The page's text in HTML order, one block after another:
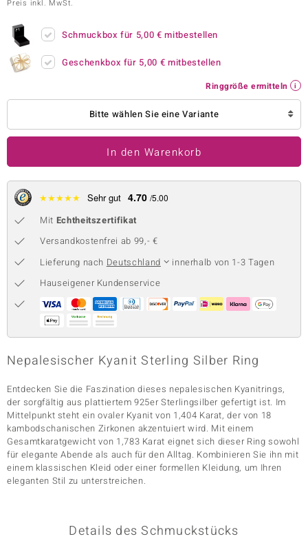
Collection
BY DE MELO
Collection
Classics
Preis inkl. MwSt.
Schmuckbox für 5,00 € mitbestellen
Geschenkbox für 5,00 € mitbestellen
Ringgröße ermitteln
Bitte wählen Sie eine Variante
In den Warenkorb
★★★★★ Sehr gut 4.70 /5.00
Mit Echtheitszertifikat
Versandkostenfrei ab 99,- €
Lieferung nach Deutschland
innerhalb von 1-3 Tagen
Hauseigener Kundenservice
Nepalesischer Kyanit Sterling Silber Ring
Entdecken Sie die Faszination dieses nepalesischen Kyanitrings,
der sorgfältig aus plattiertem 925er Sterlingsilber gefertigt ist. Im
Mittelpunkt steht ein ovaler Kyanit von 1,404 Karat, der von 18
kambodschanischen Zirkonen akzentuiert wird. Mit einem
Gesamtkaratgewicht von 1,783 Karat eignet sich dieser Ring sowohl
für elegante Abende als auch für den Alltag. Kombinieren Sie ihn mit
einem klassischen Kleid oder einer formellen Kleidung, um Ihren
eleganten Stil zu unterstreichen.
Details des Schmuckstücks